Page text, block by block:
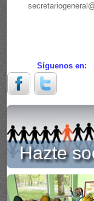
Síguenos en:
Hazte